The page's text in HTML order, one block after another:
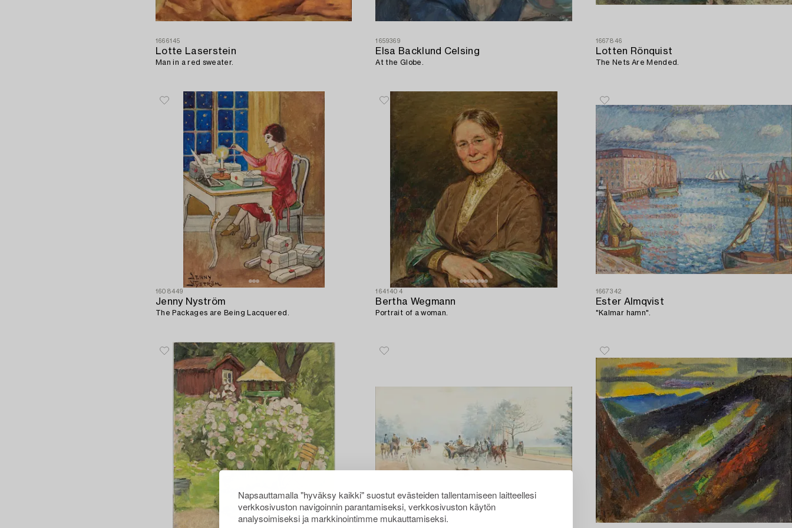
Napsauttamalla "hyväksy kaikki" suostut evästeiden tallentamiseen laitteellesi
verkkosivuston navigoinnin parantamiseksi, verkkosivuston käytön
analysoimiseksi ja markkinointimme mukauttamiseksi.
1666145
Lotte Laserstein
Man in a red sweater.
1659369
Elsa Backlund Celsing
At the Globe.
1667846
Lotten Rönquist
The Nets Are Mended.
1608449
Jenny Nyström
The Packages are Being Lacquered.
1641404
Bertha Wegmann
Portrait of a woman.
1667342
Ester Almqvist
"Kalmar hamn".